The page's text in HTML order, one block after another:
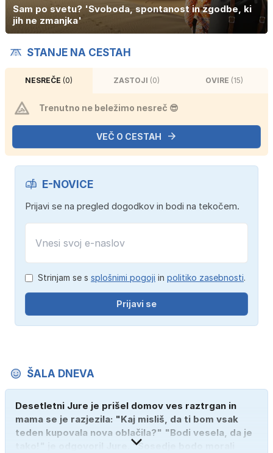
Sam po svetu? 'Svoboda, spontanost in zgodbe, ki
jih ne zmanjka'
STANJE NA CESTAH
NESREČE (0) ZASTOJI (0) OVIRE (15)
Trenutno ne beležimo nesreč 😎
VEČ O CESTAH
E-NOVICE
Prijavi se na pregled dogodkov in bodi na tekočem.
Strinjam se s splošnimi pogoji in politiko zasebnosti.
Prijavi se
ŠALA DNEVA
Desetletni Jure je prišel domov ves raztrgan in
mama se je razjezila: "Kaj misliš, da ti bom vsak
teden kupovala nova oblačila?" "Bodi vesela, da je
tako!" je odgovoril Jure. "Sosedje bodo morali